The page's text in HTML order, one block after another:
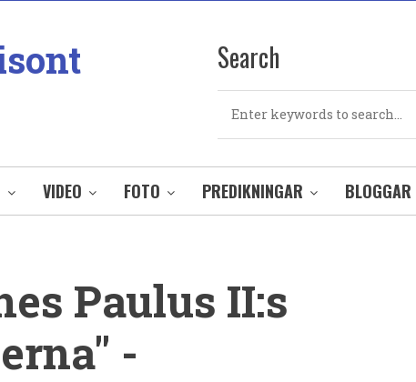
Search
VIDEO FOTO PREDIKNINGAR BLOGGAR
Paulus II:s
-